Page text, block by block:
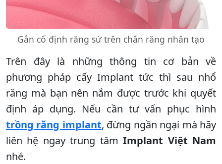
Gắn cố định răng sứ trên chân răng nhân tạo
Trên đây là những thông tin cơ bản về
phương pháp cấy Implant tức thì sau nhổ
răng mà bạn nên nắm được trước khi quyết
định áp dụng. Nếu cần tư vấn phục hình
trồng răng implant, đừng ngần ngại mà hãy
liên hệ ngay trung tâmImplant Việt Nam
nhé.